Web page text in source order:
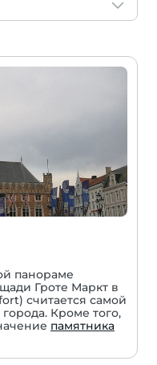
панораме
Гроте Маркт в
считается самой
Кроме того,
памятника